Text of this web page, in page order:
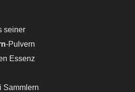
seiner
-Pulvern
Essenz
Sammlern